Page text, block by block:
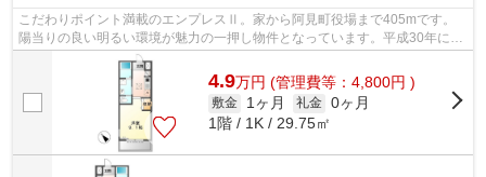
こだわりポイント満載のエンプレスⅡ。家から阿見町役場まで405mです。
陽当りの良い明るい環境が魅力の一押し物件となっています。平成30年に建
設された物件です。稲敷郡阿見町の常磐線...
4.9万円 (管理費等：4,800円 )
敷金 1ヶ月 礼金 0ヶ月
1階 / 1K / 29.75㎡